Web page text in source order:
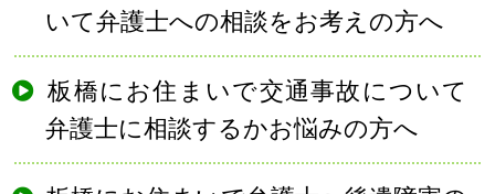
いて弁護士への相談をお考えの方へ
板橋にお住まいで交通事故について
弁護士に相談するかお悩みの方へ